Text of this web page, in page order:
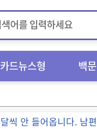
카드뉴스형 백
씩 안 들어옵니다. 남